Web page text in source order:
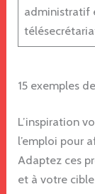
administratif
15 exemples
L’inspiration
l’emploi pour
Adaptez ces
et à votre